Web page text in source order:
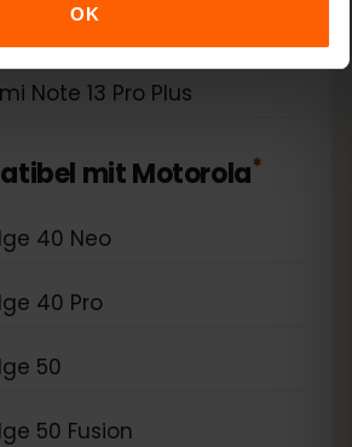
OK
Note 13 Pro
Note 13 Pro Plus
mitMotorola*
40 Neo
40 Pro
50
50 Fusion